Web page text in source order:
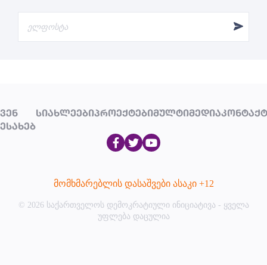
ᲡᲘᲐᲮᲚᲔᲔᲑᲘᲞᲠᲝᲔᲥᲢᲔᲑᲘᲛᲣᲚᲢᲘᲛᲔᲓᲘᲐ
მომხმარებლის დასაშვები ასაკი +12
© 2026 საქართველოს დემოკრატიული ინიციატივა - ყველა
უფლება დაცულია